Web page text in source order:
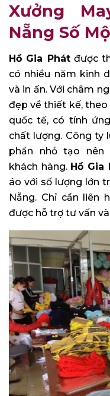
Xưởng
Nẵng Số
Hồ Gia Phátđược
có nhiều năm kinh
và in ấn. Với châm
đẹp về thiết kế,
quốc tế, có tính
chất lượng. Công ty
phần nhỏ tạo nên
khách hàng. Hồ Gia
áo với số lượng lớn
Nẵng. Chỉ cần liên
được hỗ trợ tư vấn